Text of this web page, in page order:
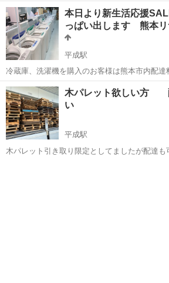
本日より新生活応援
っぱい出します 熊本
平成駅
冷蔵庫、洗濯機を購入のお客様は熊本市内配達
10%OFF どちらか選べます テレビや雑誌で毎回取り上げられる！買取
実績3万件以上！ 【住所】熊本市南区良町1丁目7-32 【TEL】096-327-
98...
熊本 熊本市 平成駅 リサイクルシ
木パレット欲しい方
い
平成駅
木パレット引き取り限定としてましたが配達も